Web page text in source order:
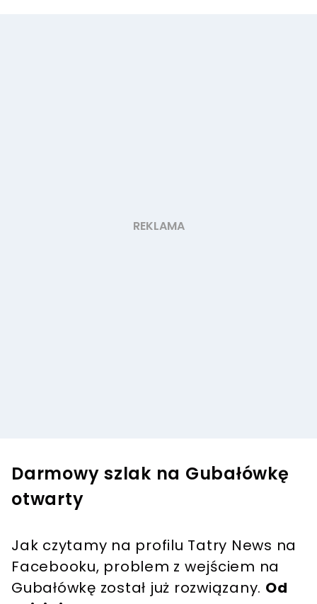
Darmowy szlak na Gubałówkę
otwarty
Jak czytamy na profilu Tatry News na
Facebooku, problem z wejściem na
Gubałówkę został już rozwiązany. Od